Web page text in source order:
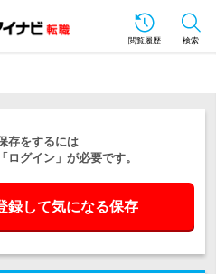
閲覧履歴 検索
存をするには
ログイン」が必要です。
録して気になる保存